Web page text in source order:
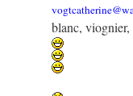
blanc, viognier,